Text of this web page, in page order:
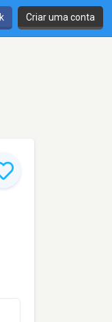
Criar uma conta